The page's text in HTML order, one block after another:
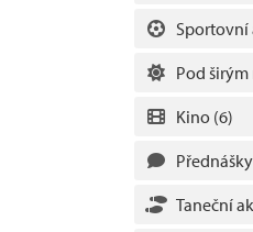
Sportovní
Pod
Kino (6)
Přednášky
Taneční